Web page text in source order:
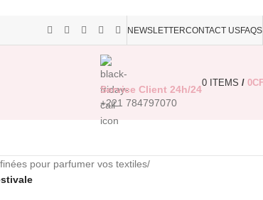
NEWSLETTERCONTACT USFAQS
Service Client 24h/24
+221 784797070
0 ITEMS / 0
pour parfumer vos textiles/